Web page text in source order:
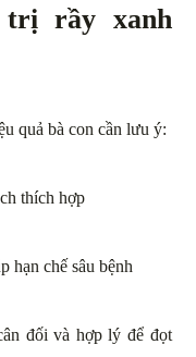
trị rầy xanh
quả bà con cần lưu ý:
thích hợp
hạn chế sâu bệnh
đối và hợp lý để đọt